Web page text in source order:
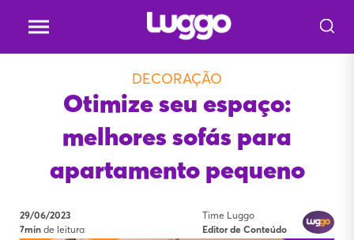
DECORAÇÃO
Otimize seu espaço:
melhores sofás para
apartamento pequeno
29/06/2023
7min de leitura
Time Luggo
Editor de Conteúdo